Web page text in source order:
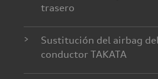
trasero
>
Sustitución del airbag
conductor TAKATA